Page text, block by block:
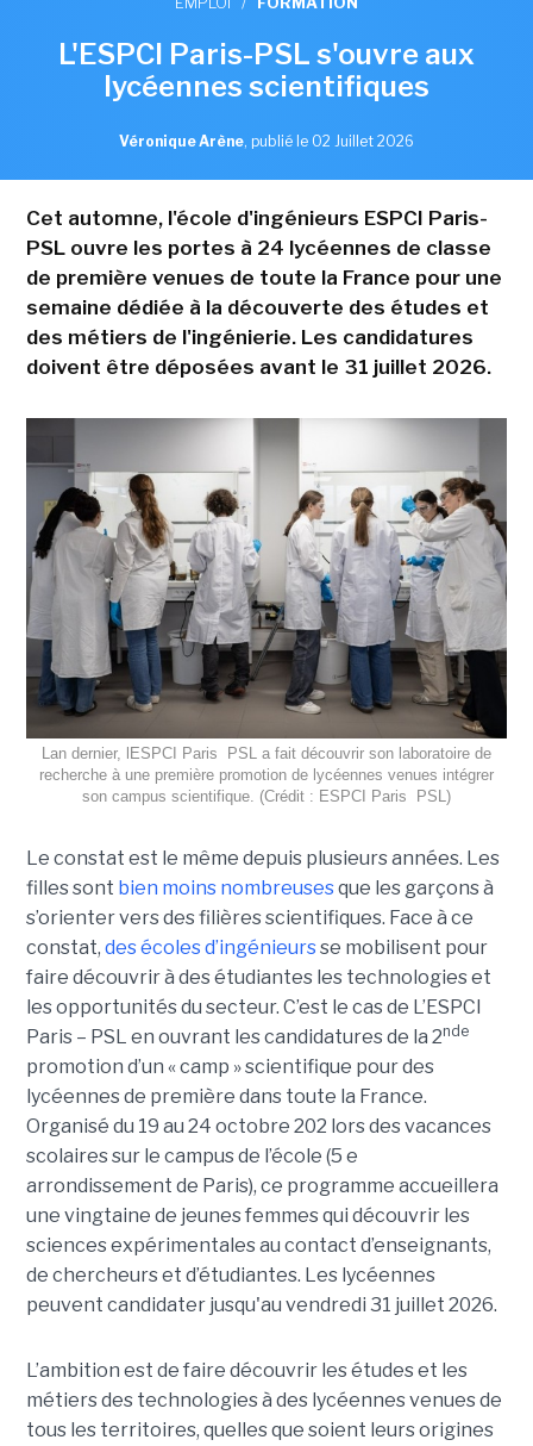
L'ESPCI Paris-PSL s'ouvre aux
lycéennes scientifiques
Véronique Arène, publié le 02 Juillet 2026
Cet automne, l'école d'ingénieurs ESPCI Paris-
PSL ouvre les portes à 24 lycéennes de classe
de première venues de toute la France pour une
semaine dédiée à la découverte des études et
des métiers de l'ingénierie. Les candidatures
doivent être déposées avant le 31 juillet 2026.
Lan dernier, lESPCI Paris  PSL a fait découvrir son laboratoire de
recherche à une première promotion de lycéennes venues intégrer
son campus scientifique. (Crédit : ESPCI Paris  PSL)
Le constat est le même depuis plusieurs années. Les
filles sont bien moins nombreusesque les garçons à
s’orienter vers des filières scientifiques. Face à ce
constat, des écoles d’ingénieursse mobilisent pour
faire découvrir à des étudiantes les technologies et
les opportunités du secteur. C’est le cas de L’ESPCI
Paris – PSL en ouvrant les candidatures de la 2nde
promotion d’un « camp » scientifique pour des
lycéennes de première dans toute la France.
Organisé du 19 au 24 octobre 202 lors des vacances
scolaires sur le campus de l’école (5 e
arrondissement de Paris), ce programme accueillera
une vingtaine de jeunes femmes qui découvrir les
sciences expérimentales au contact d’enseignants,
de chercheurs et d’étudiantes. Les lycéennes
peuvent candidater jusqu'au vendredi 31 juillet 2026.
L’ambition est de faire découvrir les études et les
métiers des technologies à des lycéennes venues de
tous les territoires, quelles que soient leurs origines